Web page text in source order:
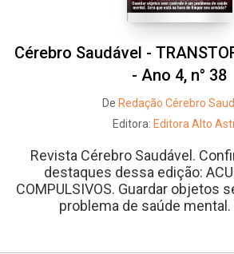
Cérebro Saudável -
- Ano 4, n° 38
De Redação Cérebro
Editora: Editora Alto
Revista Cérebro Saudável.
destaques dessa edição:
COMPULSIVOS. Guardar objetos
problema de saúde mental.
Facebook Twitter